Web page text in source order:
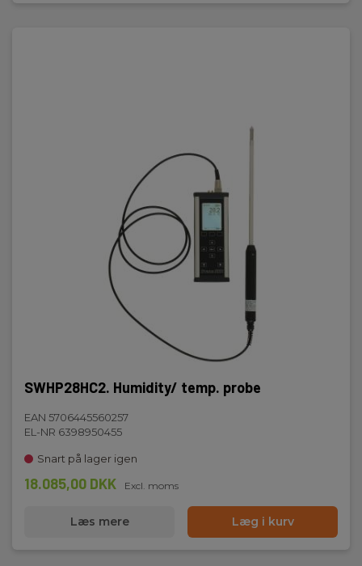
SWHP28HC2. Humidity/ temp. probe
EAN 5706445560257
EL-NR 6398950455
Snart på lager igen
18.085,00 DKK Excl. moms
Læs mere Læg i kurv